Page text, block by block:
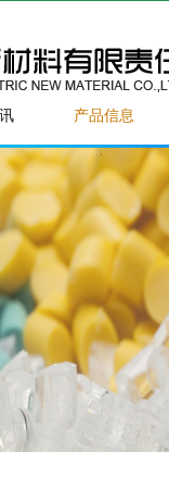
产品信息